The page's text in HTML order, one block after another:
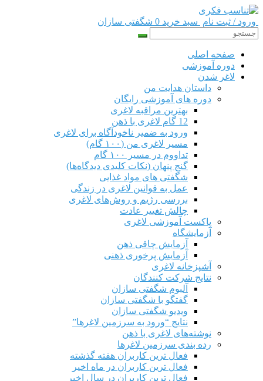
ورود / ثبت نام سبد خرید 0 شگفتی سازان
صفحه اصلی
دوره‌ آموزشی
لاغر شدن
داستان هدایت من
دوره های آموزشی رایگان
بهترین مراقبه لاغری
12 گام لاغری با ذهن
ورود به ضمیر ناخودآگاه برای لاغری
مسیر لاغری من (۱۰۰ گام)
تداووم در مسیر ۱۰۰ گام
گنج پنهان (نکات کلیدی دیدگاه‌ها)
شگفتی های مواد غذایی
عمل به قوانین لاغری در زندگی
بررسی رژیم‌ و روش‌های لاغری
چالش تغییر عادت
پاکست آموزشی لاغری
آزمایشگاه
آزمایش چاقی ذهن
آزمایش پرخوری ذهنی
آشپزخانه لاغری
نتایج شرکت کنندگان
آلبوم شگفتی سازان
گفتگو با شگفتی سازان
ویدیو شگفتی سازان
نتایج “ورود به سرزمین لاغرها”
نوشته‌های لاغری با ذهن
رده بندی سرزمین لاغرها
فعال ترین کاربران هفته گذشته
فعال ترین کاربران در ماه اخیر
فعال ترین کاربران در سال اخیر